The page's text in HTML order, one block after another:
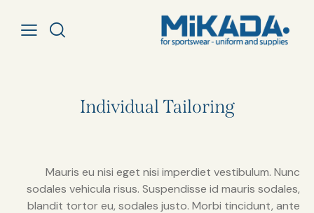
Individual Tailoring
Mauris eu nisi eget nisi imperdiet vestibulum. Nunc
sodales vehicula risus. Suspendisse id mauris sodales,
blandit tortor eu, sodales justo. Morbi tincidunt, ante